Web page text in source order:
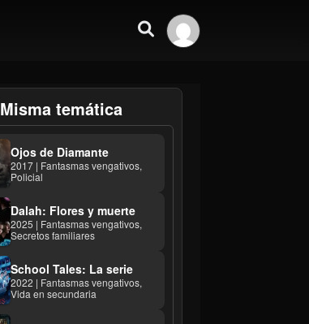
Misma temática
Ojos de Diamante
2017 | Fantasmas vengativos,
Policial
Dalah: Flores y muerte
2025 | Fantasmas vengativos,
Secretos familiares
School Tales: La serie
2022 | Fantasmas vengativos,
Vida en secundaria